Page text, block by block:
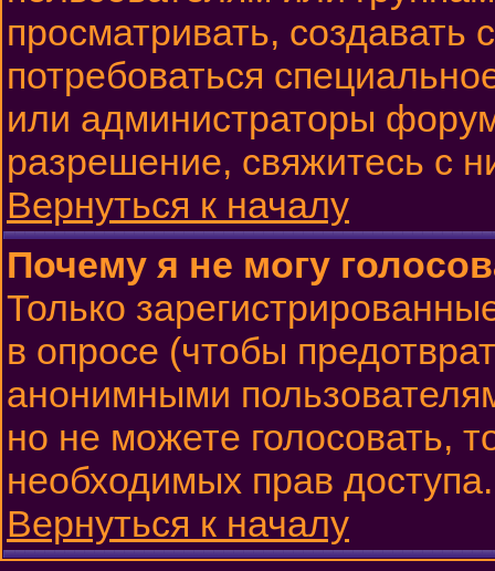
просматривать,
потребоваться
или администраторы
разрешение, свяжитесь с
Вернуться к началу
Почему я не могу
Только
в опросе (чтобы
анонимными
но не можете голосовать,
необходимых прав доступа.
Вернуться к началу